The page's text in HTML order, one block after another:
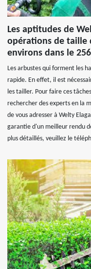
Les aptitudes de
opérations de taille
environs dans le
Les arbustes qui forment les
rapide. En effet, il est
les tailler. Pour faire ces
rechercher des experts en la
de vous adresser à Welty
garantie d'un meilleur rendu
plus détaillés, veuillez le